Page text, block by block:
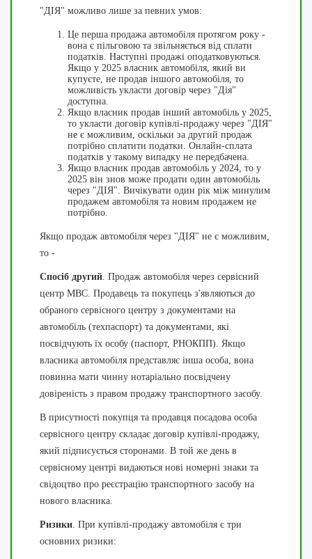
"ДІЯ" можливо лише за певних умов:
Це перша продажа автомобіля протягом року -
вона є пільговою та звільняється від сплати
податків. Наступні продажі оподатковуються.
Якщо у 2025 власник автомобіля, який ви
купуєте, не продав іншого автомобіля, то
можливість укласти договір через "Дія"
доступна.
Якщо власник продав інший автомобіль у 2025,
то укласти договір купівлі-продажу через "ДІЯ"
не є можливим, оскільки за другий продаж
потрібно сплатити податки. Онлайн-сплата
податків у такому випадку не передбачена.
Якщо власник продав автомобіль у 2024, то у
2025 він знов може продати один автомобіль
через "ДІЯ". Вичікувати один рік між минулим
продажем автомобіля та новим продажем не
потрібно.
Якщо продаж автомобіля через "ДІЯ" не є можливим,
то -
Спосіб другий. Продаж автомобіля через сервісний
центр МВС. Продавець та покупець з'являються до
обраного сервісного центру з документами на
автомобіль (техпаспорт) та документами, які
посвідчують їх особу (паспорт, РНОКПП). Якщо
власника автомобіля представляє інша особа, вона
повинна мати чинну нотаріально посвідчену
довіреність з правом продажу транспортного засобу.
В присутності покупця та продавця посадова особа
сервісного центру складає договір купівлі-продажу,
який підписується сторонами. В той же день в
сервісному центрі видаються нові номерні знаки та
свідоцтво про реєстрацію транспортного засобу на
нового власника.
Ризики. При купівлі-продажу автомобіля є три
основних ризики: